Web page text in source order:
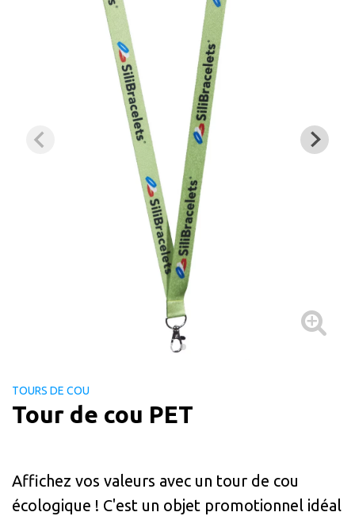
TOURS DE COU
Tour de cou PET
Affichez vos valeurs avec un tour de cou
écologique ! C'est un objet promotionnel idéal